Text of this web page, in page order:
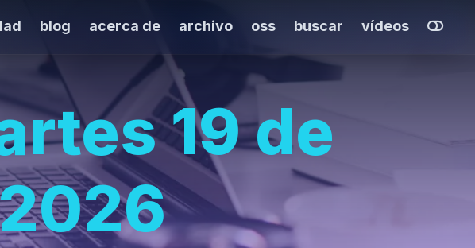
blog acerca de archivo oss buscar vídeos
19 de